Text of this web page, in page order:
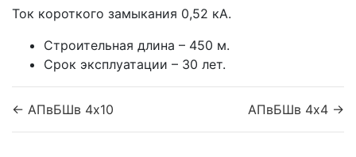
Ток короткого замыкания 0,52 кА.
Строительная длина – 450 м.
Срок эксплуатации – 30 лет.
← АПвБШв 4x10 АПвБШв 4x4 →